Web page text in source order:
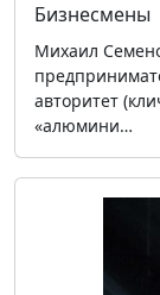
Бизнесмены
Михаил
авторитет
«алюмини…